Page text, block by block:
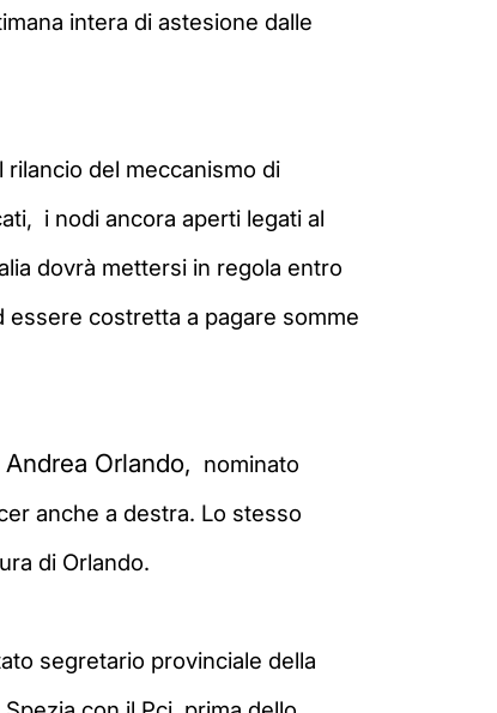
intera di astesione dalle
del meccanismo di
i nodi ancora aperti legati al
dovrà mettersi in regola entro
costretta a pagare somme
Orlando, nominato
anche a destra. Lo stesso
di Orlando.
segretario provinciale della